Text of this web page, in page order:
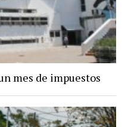
mes de impuestos